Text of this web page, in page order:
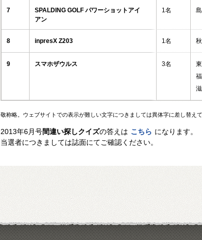
7
SPALDING GOLF パワーショットアイ
アン
1名
8 inpresX Z203 1名
9 スマホザウルス 3名
敬称略。ウェブサイトでの表示が難しい文字につきましては異体字に差し替え
2013年6月号間違い探しクイズの答えは こちら になります。
当選者につきましては誌面にてご確認ください。